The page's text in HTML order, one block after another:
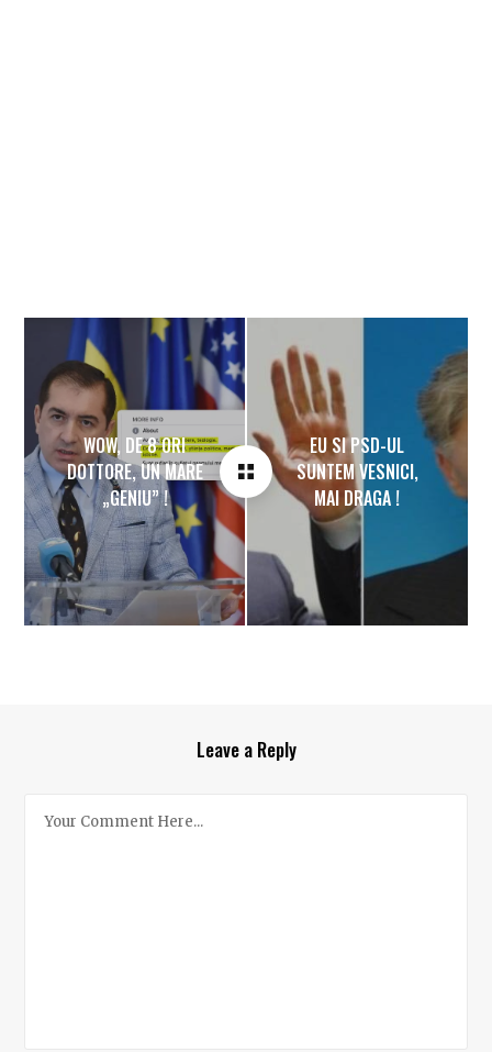
WOW, DE 8 ORI
DOTTORE, UN MARE
„GENIU” !
EU SI PSD-UL
SUNTEM VESNICI,
MAI DRAGA !
Leave a Reply